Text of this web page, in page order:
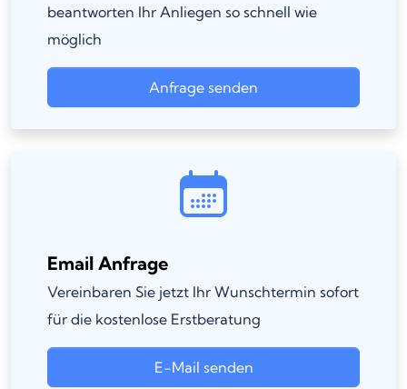
beantworten Ihr Anliegen so schnell wie
möglich
Anfrage senden
Email Anfrage
Vereinbaren Sie jetzt Ihr Wunschtermin sofort
für die kostenlose Erstberatung
E-Mail senden